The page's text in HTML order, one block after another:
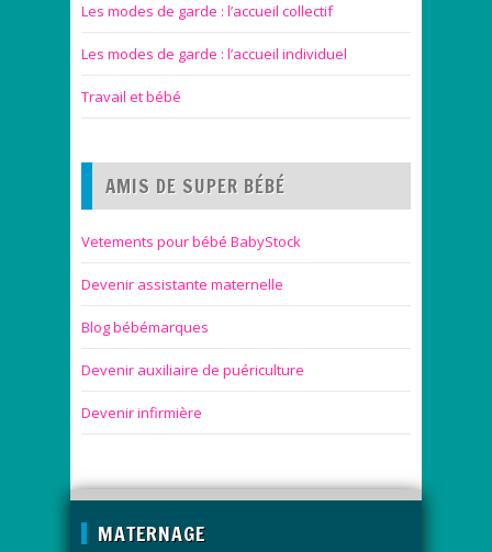
Les modes de garde : l’accueil collectif
Les modes de garde : l’accueil individuel
Travail et bébé
AMIS DE SUPER BÉBÉ
Vetements pour bébé BabyStock
Devenir assistante maternelle
Blog bébémarques
Devenir auxiliaire de puériculture
Devenir infirmière
MATERNAGE